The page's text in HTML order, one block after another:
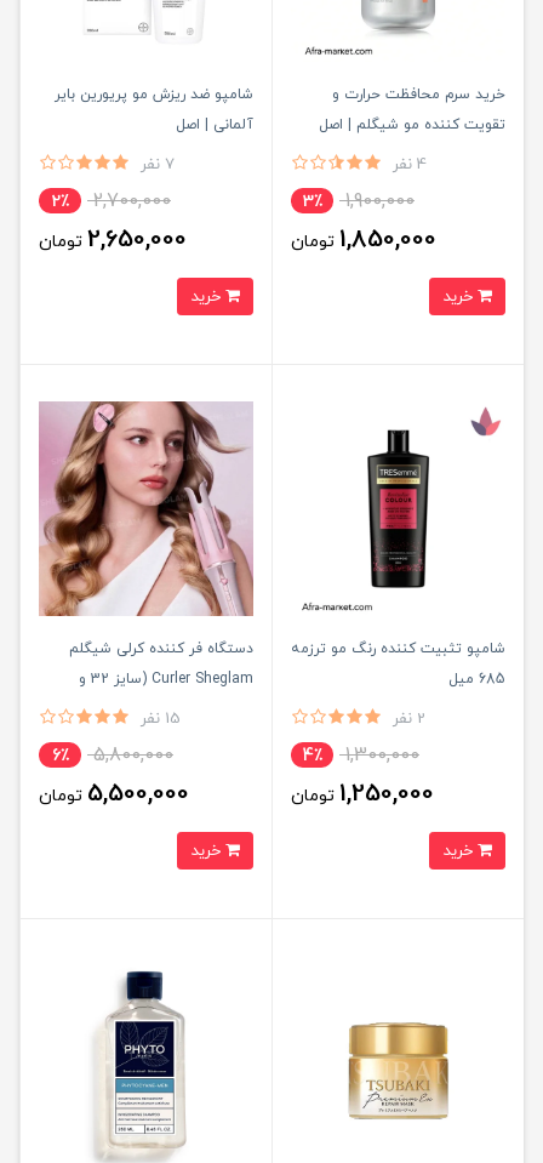
خرید سرم محافظت حرارت و
تقویت کننده مو شیگلم | اصل
4 نفر
1,900,000 3٪
1,850,000 تومان
شامپو ضد ریزش مو پریورین بایر
آلمانی ‌| اصل
7 نفر
2,700,000 2٪
2,650,000 تومان
شامپو تثبیت کننده رنگ مو ترزمه
685 میل
2 نفر
1,300,000 4٪
1,250,000 تومان
دستگاه فر کننده کرلی شیگلم
Curler Sheglam (سایز 32 و
15 نفر
5,800,000 6٪
5,500,000 تومان